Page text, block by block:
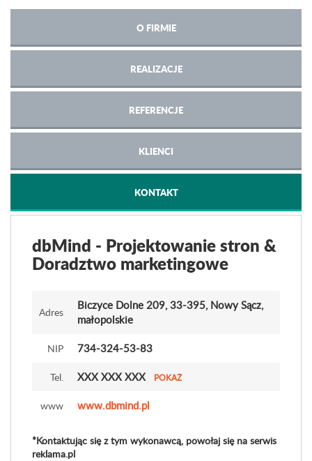
O FIRMIE
REALIZACJE
REFERENCJE
KLIENCI
KONTAKT
dbMind - Projektowanie stron &
Doradztwo marketingowe
Adres
Biczyce Dolne 209, 33-395, Nowy Sącz,
małopolskie
NIP 734-324-53-83
Tel. XXX XXX XXX POKAŻ
www www.dbmind.pl
*Kontaktując się z tym wykonawcą, powołaj się na serwis
reklama.pl